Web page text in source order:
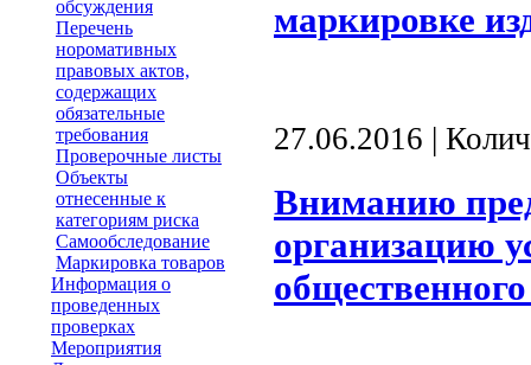
обсуждения
Перечень
норомативных
правовых актов,
содержащих
обязательные
требования
Проверочные листы
Объекты
отнесенные к
категориям риска
Самообследование
Маркировка товаров
Информация о
проведенных
проверках
Мероприятия
маркировке
27.06.2016 |
Вниманию
организацию